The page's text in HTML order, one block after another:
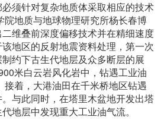
须针对复杂地质体采取相应的技术
院地质与地球物理研究所杨长春博
维叠前深度偏移技术并在精细速度
地区的反射地震资料处理，第一次
约下古生代地层及众多断层的展
米白云岩风化岩中，钻遇工业油
着，大港油田在千米桥地区钻遇
与此同时，在塔里木盆地开发出塔
地层中发现重大工业油气流。